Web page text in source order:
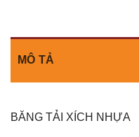
MÔ TẢ
BĂNG TẢI XÍCH NHỰA